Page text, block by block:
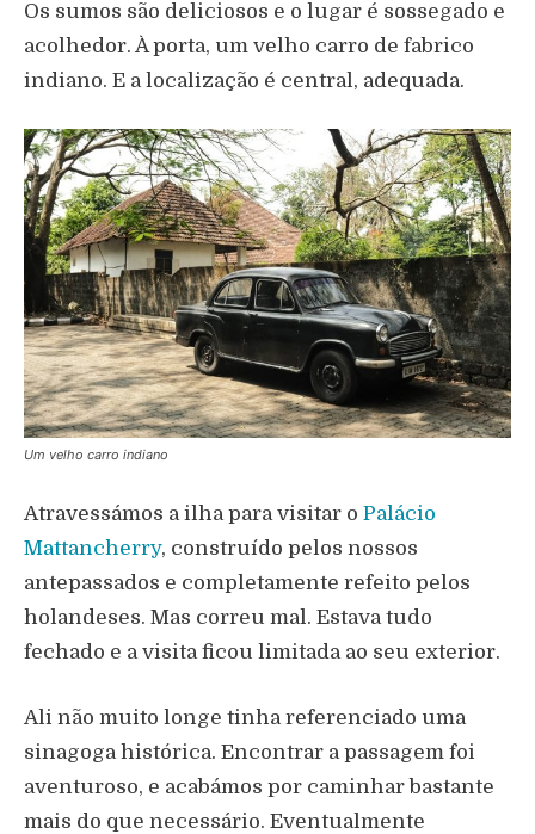
Os sumos são deliciosos e o lugar é sossegado e
acolhedor. À porta, um velho carro de fabrico
indiano. E a localização é central, adequada.
Um velho carro indiano
Atravessámos a ilha para visitar o Palácio
Mattancherry, construído pelos nossos
antepassados e completamente refeito pelos
holandeses. Mas correu mal. Estava tudo
fechado e a visita ficou limitada ao seu exterior.
Ali não muito longe tinha referenciado uma
sinagoga histórica. Encontrar a passagem foi
aventuroso, e acabámos por caminhar bastante
mais do que necessário. Eventualmente